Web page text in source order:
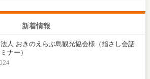
新着情報
人 おきのえらぶ島観光協会様（指さし会話
ナー）